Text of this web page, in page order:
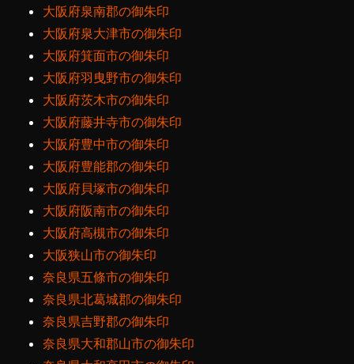
大阪府泉南郡の御朱印
大阪府泉大津市の御朱印
大阪府箕面市の御朱印
大阪府羽曳野市の御朱印
大阪府茨木市の御朱印
大阪府藤井寺市の御朱印
大阪府豊中市の御朱印
大阪府豊能郡の御朱印
大阪府貝塚市の御朱印
大阪府阪南市の御朱印
大阪府高槻市の御朱印
大阪狭山市の御朱印
奈良県五條市の御朱印
奈良県北葛城郡の御朱印
奈良県吉野郡の御朱印
奈良県大和郡山市の御朱印